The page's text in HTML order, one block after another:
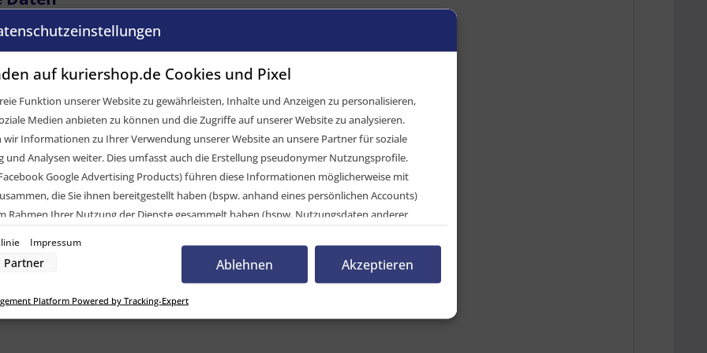
25 mm, LC 250 daN, 6er Set"
auf kuriershop.de Cookies und Pixel
Funktion unserer Website zu gewährleisten, Inhalte und Anzeigen zu personalisieren,
Medien anbieten zu können und die Zugriffe auf unserer Website zu analysieren.
wir Informationen zu Ihrer Verwendung unserer Website an unsere Partner für soziale
und Analysen weiter. Dies umfasst auch die Erstellung pseudonymer Nutzungsprofile.
Google Advertising Products) führen diese Informationen möglicherweise mit
die Sie ihnen bereitgestellt haben (bspw. anhand eines persönlichen Accounts)
Rahmen Ihrer Nutzung der Dienste gesammelt haben (bspw. Nutzungsdaten anderer
Button links unten klicken und dort die entsprechenden Anpassungen vornehmen.
durch unsere Partner:
Zugriff auf Informationen auf einem Endgerät
Impressum
Partner Ablehnen Akzeptieren
Platform Powered by Tracking-Expert